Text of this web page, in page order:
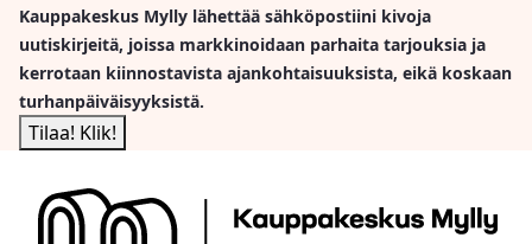
Kauppakeskus Mylly lähettää sähköpostiini kivoja
uutiskirjeitä, joissa markkinoidaan parhaita tarjouksia ja
kerrotaan kiinnostavista ajankohtaisuuksista, eikä koskaan
turhanpäiväisyyksistä.